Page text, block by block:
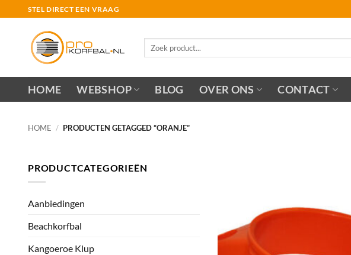
naar
STEL DIRECT EEN VRAAG
HOME WEBSHOP BLOG OVER ONS CONTACT
HOME / PRODUCTEN GETAGGED “ORANJE”
PRODUCTCATEGORIEËN
Aanbiedingen
Beachkorfbal
Kangoeroe Klup